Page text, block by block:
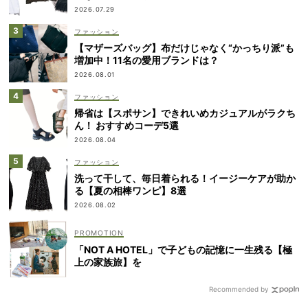
2026.07.29
ファッション
【マザーズバッグ】布だけじゃなく“かっちり派”も
増加中！11名の愛用ブランドは？
2026.08.01
ファッション
帰省は【スポサン】できれいめカジュアルがラクち
ん！ おすすめコーデ5選
2026.08.04
ファッション
洗って干して、毎日着られる！イージーケアが助か
る【夏の相棒ワンピ】8選
2026.08.02
「NOT A HOTEL」で子どもの記憶に一生残る【極
上の家族旅】を
Recommended by